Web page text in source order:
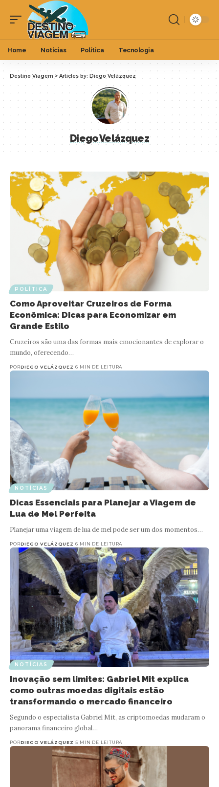
Home Notícias Política Tecnologia
Destino Viagem > Articles by: Diego Velázquez
Diego Velázquez
POLÍTICA
Como Aproveitar Cruzeiros de Forma
Econômica: Dicas para Economizar em
Grande Estilo
Cruzeiros são uma das formas mais emocionantes de explorar o
mundo, oferecendo…
PORDIEGO VELÁZQUEZ 6 MIN DE LEITURA
NOTÍCIAS
Dicas Essenciais para Planejar a Viagem de
Lua de Mel Perfeita
Planejar uma viagem de lua de mel pode ser um dos momentos…
PORDIEGO VELÁZQUEZ 6 MIN DE LEITURA
NOTÍCIAS
Inovação sem limites: Gabriel Mit explica
como outras moedas digitais estão
transformando o mercado financeiro
Segundo o especialista Gabriel Mit, as criptomoedas mudaram o
panorama financeiro global…
PORDIEGO VELÁZQUEZ 5 MIN DE LEITURA